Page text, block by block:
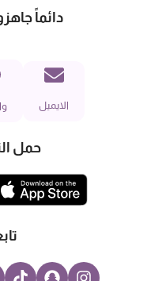
دائماً
الايميل
حمل